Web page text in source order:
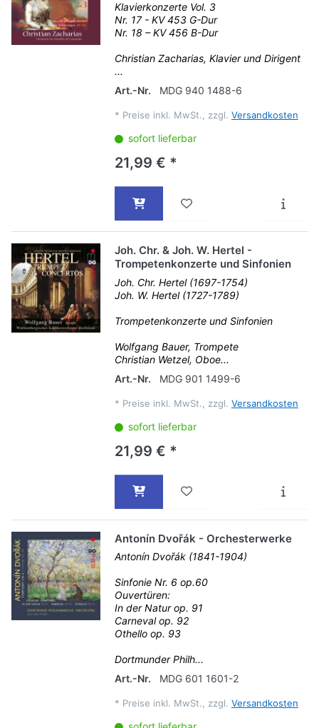
Klavierkonzerte Vol. 3
Nr. 17 - KV 453 G-Dur
Nr. 18 – KV 456 B-Dur
Christian Zacharias, Klavier und Dirigent
...
Art.-Nr.
MDG 940 1488-6
* Preise inkl. MwSt., zzgl. Versandkosten
sofort lieferbar
21,99 € *
Joh. Chr. & Joh. W. Hertel -
Trompetenkonzerte und Sinfonien
Joh. Chr. Hertel (1697-1754)
Joh. W. Hertel (1727-1789)
Trompetenkonzerte und Sinfonien
Wolfgang Bauer, Trompete
Christian Wetzel, Oboe...
Art.-Nr.
MDG 901 1499-6
* Preise inkl. MwSt., zzgl. Versandkosten
sofort lieferbar
21,99 € *
Antonín Dvořák - Orchesterwerke
Antonín Dvořák (1841-1904)
Sinfonie Nr. 6 op.60
Ouvertüren:
In der Natur op. 91
Carneval op. 92
Othello op. 93
Dortmunder Philh...
Art.-Nr.
MDG 601 1601-2
* Preise inkl. MwSt., zzgl. Versandkosten